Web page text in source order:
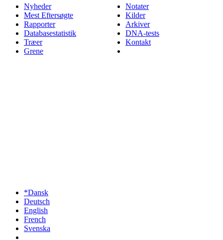
Nyheder
Mest Eftersøgte
Rapporter
Databasestatistik
Træer
Grene
Notater
Kilder
Arkiver
DNA-tests
Kontakt
*Dansk
Deutsch
English
French
Svenska